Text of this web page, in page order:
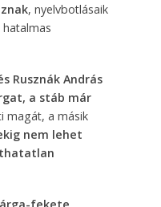
, nyelvbotlásaik
Rusznák András
a stáb már
magát, a másik
nem lehet